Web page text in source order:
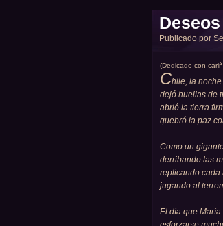
Publicado por
(Dedicado con
Chile, la
dejó huellas de
abrió la tierra
quebró la paz
Como un
derribando las
replicando cada
jugando al
El día que